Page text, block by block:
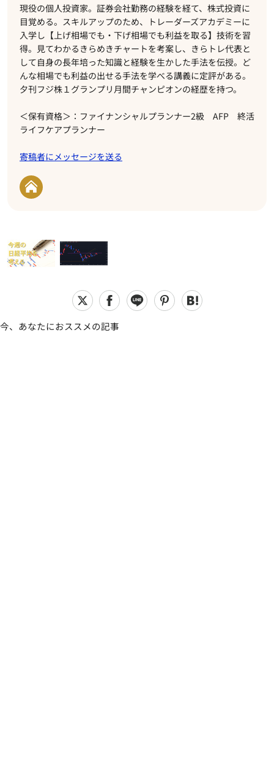
現役の個人投資家。証券会社勤務の経験を経て、株式投資に
目覚める。スキルアップのため、トレーダーズアカデミーに
入学し【上げ相場でも・下げ相場でも利益を取る】技術を習
得。見てわかるきらめきチャートを考案し、きらトレ代表と
して自身の長年培った知識と経験を生かした手法を伝授。ど
んな相場でも利益の出せる手法を学べる講義に定評がある。
夕刊フジ株１グランプリ月間チャンピオンの経歴を持つ。
＜保有資格＞：ファイナンシャルプランナー2級 AFP 終活
ライフケアプランナー
寄稿者にメッセージを送る
今、あなたにおススメの記事